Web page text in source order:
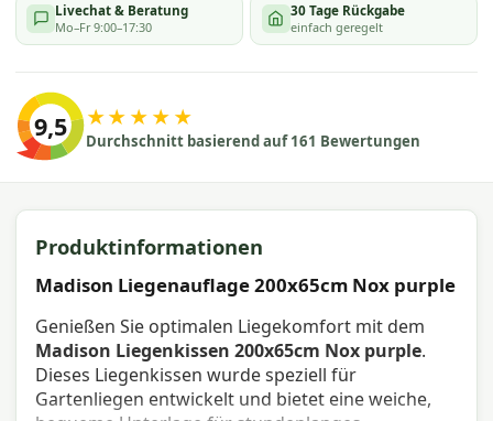
Livechat & Beratung
Mo–Fr 9:00–17:30
30 Tage Rückgabe
einfach geregelt
9,5 ★★★★★
Durchschnitt basierend auf 161 Bewertungen
Produktinformationen
Madison Liegenauflage 200x65cm Nox purple
Genießen Sie optimalen Liegekomfort mit dem
Madison Liegenkissen 200x65cm Nox purple.
Dieses Liegenkissen wurde speziell für
Gartenliegen entwickelt und bietet eine weiche,